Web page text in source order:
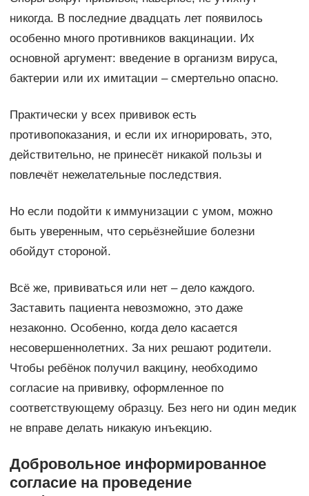
никогда. В последние двадцать лет появилось
особенно много противников вакцинации. Их
основной аргумент: введение в организм вируса,
бактерии или их имитации – смертельно опасно.
Практически у всех прививок есть
противопоказания, и если их игнорировать, это,
действительно, не принесёт никакой пользы и
повлечёт нежелательные последствия.
Но если подойти к иммунизации с умом, можно
быть уверенным, что серьёзнейшие болезни
обойдут стороной.
Всё же, прививаться или нет – дело каждого.
Заставить пациента невозможно, это даже
незаконно. Особенно, когда дело касается
несовершеннолетних. За них решают родители.
Чтобы ребёнок получил вакцину, необходимо
согласие на прививку, оформленное по
соответствующему образцу. Без него ни один медик
не вправе делать никакую инъекцию.
Добровольное информированное
согласие на проведение